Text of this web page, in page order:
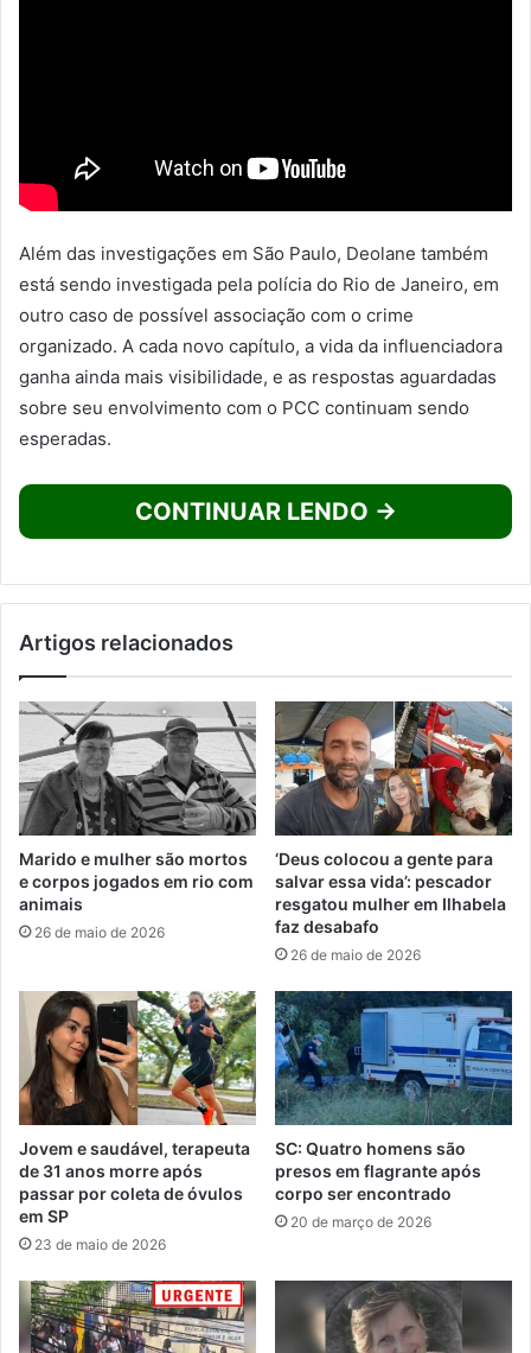
Além das investigações em São Paulo, Deolane também
está sendo investigada pela polícia do Rio de Janeiro, em
outro caso de possível associação com o crime
organizado. A cada novo capítulo, a vida da influenciadora
ganha ainda mais visibilidade, e as respostas aguardadas
sobre seu envolvimento com o PCC continuam sendo
esperadas.
CONTINUAR LENDO →
Artigos relacionados
Marido e mulher são mortos
e corpos jogados em rio com
animais
26 de maio de 2026
‘Deus colocou a gente para
salvar essa vida’: pescador
resgatou mulher em Ilhabela
faz desabafo
26 de maio de 2026
Jovem e saudável, terapeuta
de 31 anos morre após
passar por coleta de óvulos
em SP
23 de maio de 2026
SC: Quatro homens são
presos em flagrante após
corpo ser encontrado
20 de março de 2026